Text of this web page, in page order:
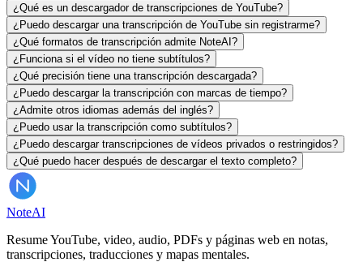
¿Qué es un descargador de transcripciones de YouTube?
¿Puedo descargar una transcripción de YouTube sin registrarme?
¿Qué formatos de transcripción admite NoteAI?
¿Funciona si el vídeo no tiene subtítulos?
¿Qué precisión tiene una transcripción descargada?
¿Puedo descargar la transcripción con marcas de tiempo?
¿Admite otros idiomas además del inglés?
¿Puedo usar la transcripción como subtítulos?
¿Puedo descargar transcripciones de vídeos privados o restringidos?
¿Qué puedo hacer después de descargar el texto completo?
NoteAI
Resume YouTube, video, audio, PDFs y páginas web en notas,
transcripciones, traducciones y mapas mentales.